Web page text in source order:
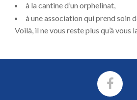
à la cantine d’un orphelinat,
à une association qui prend soin
Voilà, il ne vous reste plus qu’à vous